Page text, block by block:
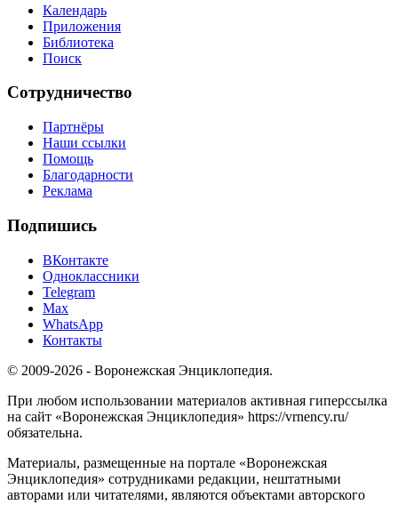
Календарь
Приложения
Библиотека
Поиск
Сотрудничество
Партнёры
Наши ссылки
Помощь
Благодарности
Реклама
Подпишись
ВКонтакте
Одноклассники
Telegram
Max
WhatsApp
Контакты
© 2009-2026 - Воронежская Энциклопедия.
При любом использовании материалов активная гиперссылка
на сайт «Воронежская Энциклопедия» https://vrnency.ru/
обязательна.
Материалы, размещенные на портале «Воронежская
Энциклопедия» сотрудниками редакции, нештатными
авторами или читателями, являются объектами авторского